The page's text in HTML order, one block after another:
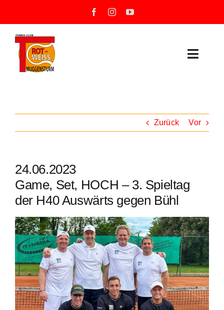
springen
Toggle
Training
Unsere Tennisanlage
Veranstaltungen
Kontakt
Zurück Vor
24.06.2023
Game, Set, HOCH – 3. Spieltag
der H40 Auswärts gegen Bühl